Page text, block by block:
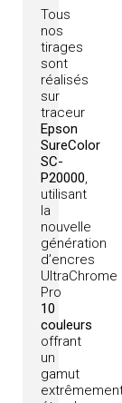
Tous
nos
tirages
sont
réalisés
sur
traceur
Epson
SureColor
SC-
P20000,
utilisant
la
nouvelle
génération
d’encres
UltraChrome
Pro
10
couleurs
offrant
un
gamut